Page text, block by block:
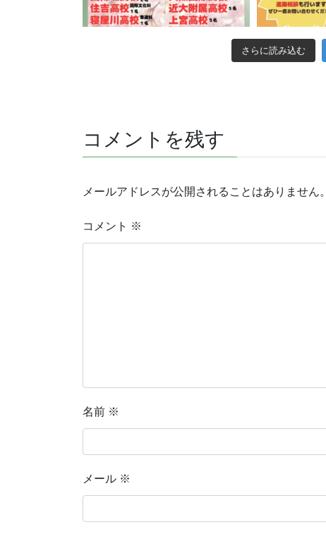
さらに読み込む
コメントを残す
メールアドレスが公開されることはありません。
コメント ※
名前 ※
メール ※